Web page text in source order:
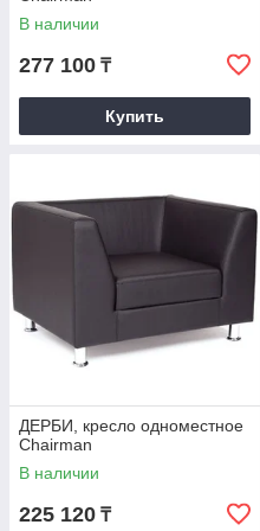
В наличии
277 100 ₸
Купить
ДЕРБИ, кресло одноместное
Chairman
В наличии
225 120 ₸